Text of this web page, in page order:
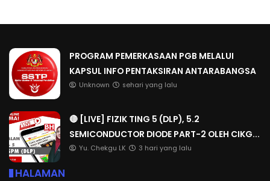
PROGRAM PEMERKASAAN PGB MELALUI
KAPSUL INFO PENTAKSIRAN ANTARABANGSA
Unknown sehari yang lalu
🔴 [LIVE] FIZIK TING 5 (DLP), 5.2
SEMICONDUCTOR DIODE PART-2 OLEH CIKG...
Yu. Chekgu LK 3 hari yang lalu
HALAMAN